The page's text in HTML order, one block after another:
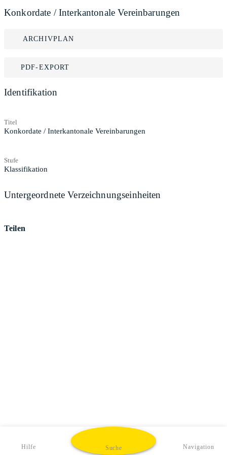
Konkordate / Interkantonale Vereinbarungen
ARCHIVPLAN
PDF-EXPORT
Identifikation
Titel
Konkordate / Interkantonale Vereinbarungen
Stufe
Klassifikation
Untergeordnete Verzeichnungseinheiten
Teilen
Hilfe Suche Navigation